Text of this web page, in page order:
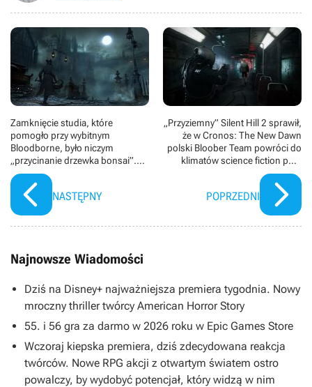
Zamknięcie studia, które
pomogło przy wybitnym
Bloodborne, było niczym
„przycinanie drzewka bonsai”.
Brak wielkich gier to problem
japońskich twórców sięgający
ery PS3
NASTĘPNY
„Przyziemny” Silent Hill 2 sprawił,
że w Cronos: The New Dawn
polski Bloober Team powróci do
klimatów science fiction po 8
latach przerwy
POPRZEDNI
Najnowsze Wiadomości
Dziś na Disney+ najważniejsza premiera tygodnia. Nowy
mroczny thriller twórcy American Horror Story
55. i 56 gra za darmo w 2026 roku w Epic Games Store
Wczoraj kiepska premiera, dziś zdecydowana reakcja
twórców. Nowe RPG akcji z otwartym światem ostro
powalczy, by wydobyć potencjał, który widzą w nim